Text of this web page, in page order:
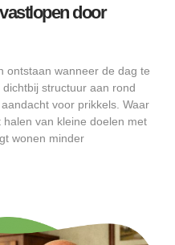
door
ontstaan wanneer de dag te
structuur aan rond
voor prikkels. Waar
van kleine doelen met
wonen minder